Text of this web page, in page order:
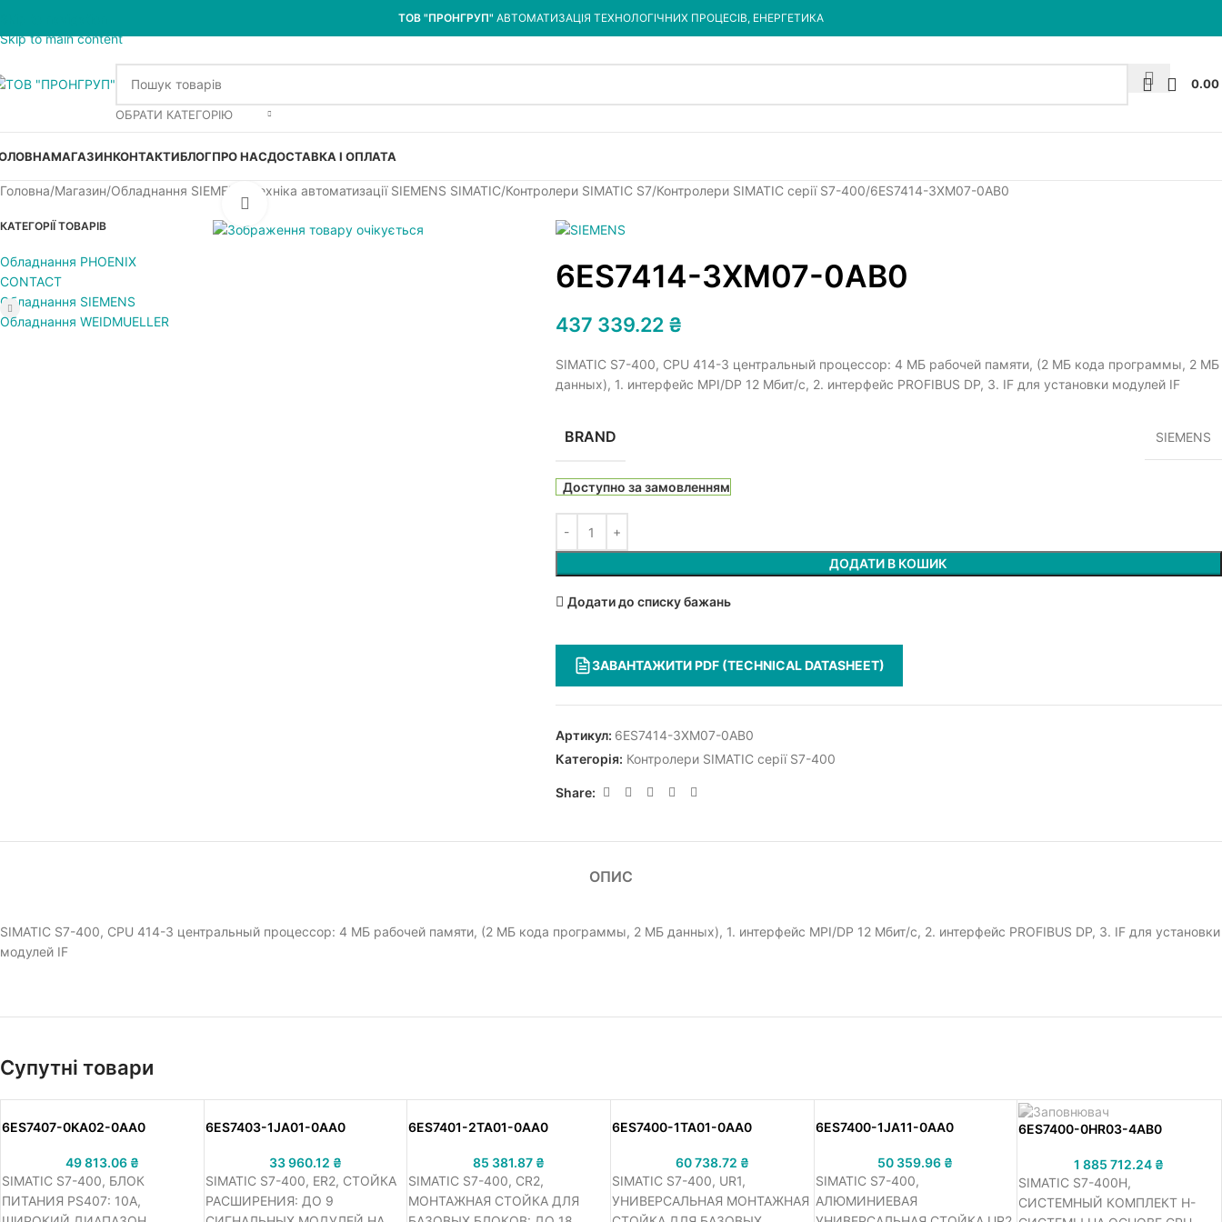
Skip to main content
ТОВ "ПРОНГРУП" АВТОМАТИЗАЦІЯ ТЕХНОЛОГІЧНИХ ПРОЦЕСІВ, ЕНЕРГЕТИКА
ОБРАТИ КАТЕГОРІЮ
0.00
МАГАЗИНКОНТАКТИБЛОГПРО НАСДОСТАВКА І ОПЛАТА
Головна Магазин Обладнання SIEMENS Техніка автоматизації SIEMENS SIMATIC Контролери SIMATIC S7 Контролери SIMATIC серії S7-400 6ES7414-3XM07-0AB0
КАТЕГОРІЇ ТОВАРІВ
Обладнання PHOENIX
CONTACT
Обладнання SIEMENS
Обладнання WEIDMUELLER
6ES7414-3XM07-0AB0
437 339.22 ₴
SIMATIC S7-400, CPU 414-3 центральный процессор: 4 МБ рабочей памяти, (2 МБ кода программы, 2 МБ
данных), 1. интерфейс MPI/DP 12 Мбит/с, 2. интерфейс PROFIBUS DP, 3. IF для установки модулей IF
BRAND SIEMENS
Доступно за замовленням
ДОДАТИ В КОШИК
Додати до списку бажань
ЗАВАНТАЖИТИ PDF (TECHNICAL DATASHEET)
Артикул: 6ES7414-3XM07-0AB0
Категорія: Контролери SIMATIC серії S7-400
Share:
ОПИС
SIMATIC S7-400, CPU 414-3 центральный процессор: 4 МБ рабочей памяти, (2 МБ кода программы, 2 МБ данных), 1. интерфейс MPI/DP 12 Мбит/с, 2. интерфейс PROFIBUS DP, 3. IF для установки
модулей IF
Супутні товари
6ES7407-0KA02-0AA0
49 813.06 ₴
SIMATIC S7-400, БЛОК
ПИТАНИЯ PS407: 10A,
6ES7403-1JA01-0AA0
33 960.12 ₴
SIMATIC S7-400, ER2, СТОЙКА
РАСШИРЕНИЯ: ДО 9
6ES7401-2TA01-0AA0
85 381.87 ₴
SIMATIC S7-400, CR2,
МОНТАЖНАЯ СТОЙКА ДЛЯ
6ES7400-1TA01-0AA0
60 738.72 ₴
SIMATIC S7-400, UR1,
УНИВЕРСАЛЬНАЯ МОНТАЖНАЯ
6ES7400-1JA11-0AA0
50 359.96 ₴
SIMATIC S7-400,
АЛЮМИНИЕВАЯ
6ES7400-0HR03-4AB0
1 885 712.24 ₴
SIMATIC S7-400H,
СИСТЕМНЫЙ КОМПЛЕКТ H-